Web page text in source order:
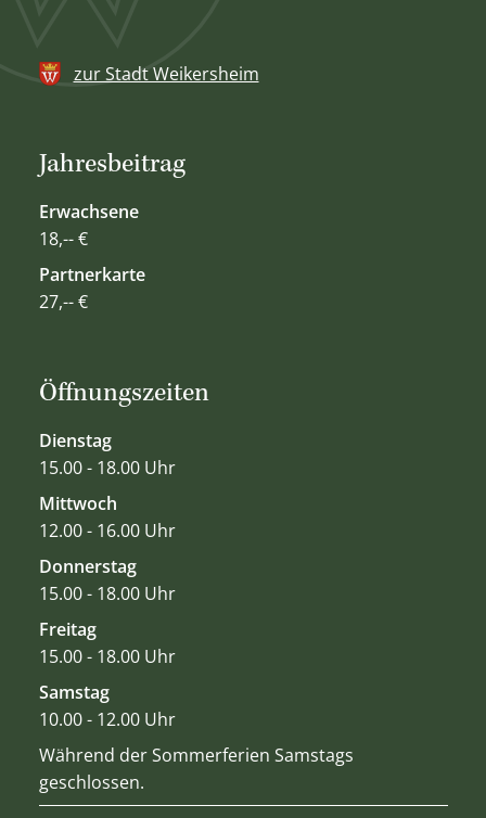
zur Stadt Weikersheim
Öffnungszeiten
Dienstag
15.00 - 18.00 Uhr
Mittwoch
12.00 - 16.00 Uhr
Donnerstag
15.00 - 18.00 Uhr
Freitag
15.00 - 18.00 Uhr
Samstag
10.00 - 12.00 Uhr
Während der Sommerferien Samstags
geschlossen.
Jahresbeitrag
Erwachsene
18,-- €
Partnerkarte
27,-- €